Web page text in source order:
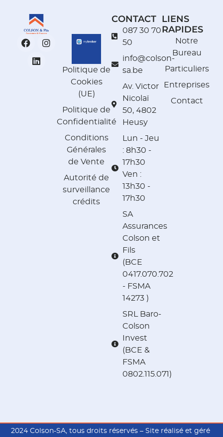
CONTACT
087 30 70
50
info@colson-
sa.be
Av. Victor
Nicolaï
50, 4802
Heusy
Lun - Jeu
: 8h30 -
17h30
Ven :
13h30 -
17h30
SA
Assurances
Colson et
Fils
(BCE
0417.070.702
- FSMA
14273 )
SRL Baro-
Colson
Invest
(BCE &
FSMA
0802.115.071)
LIENS
RAPIDES
Notre
Bureau
Particuliers
Entreprises
Contact
Politique de
Cookies
(UE)
Politique de
Confidentialité
Conditions
Générales
de Vente
Autorité de
surveillance
crédits
2024 Colson-SA, tous droits réservés – Site réalisé et géré